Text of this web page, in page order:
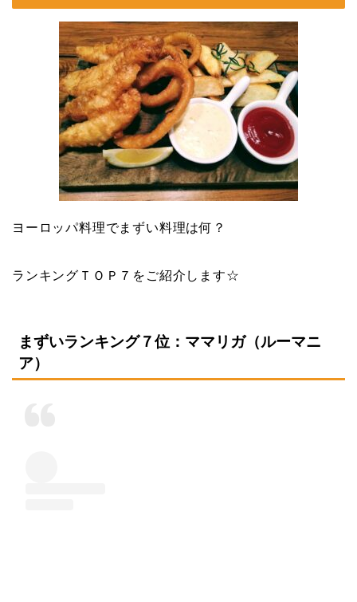
ヨーロッパ料理でまずい料理は何？
ランキングＴＯＰ７をご紹介します☆
まずいランキング７位：ママリガ（ルーマニ
ア）